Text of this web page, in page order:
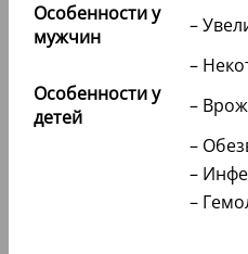
Особенности у
мужчин
–
–
Особенности у
детей
–
–
–
–